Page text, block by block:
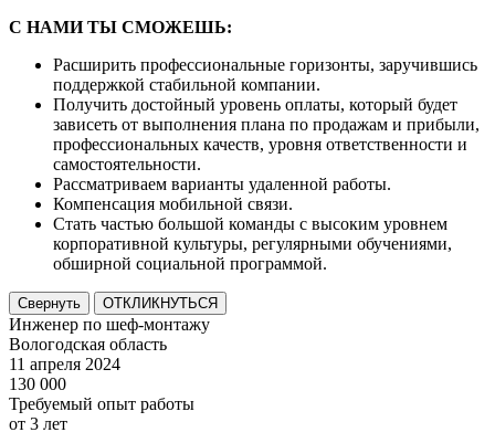
С НАМИ ТЫ СМОЖЕШЬ:
Расширить профессиональные горизонты, заручившись
поддержкой стабильной компании.
Получить достойный уровень оплаты, который будет
зависеть от выполнения плана по продажам и прибыли,
профессиональных качеств, уровня ответственности и
самостоятельности.
Рассматриваем варианты удаленной работы.
Компенсация мобильной связи.
Стать частью большой команды с высоким уровнем
корпоративной культуры, регулярными обучениями,
обширной социальной программой.
Свернуть ОТКЛИКНУТЬСЯ
Инженер по шеф-монтажу
Вологодская область
11 апреля 2024
130 000
Требуемый опыт работы
от 3 лет